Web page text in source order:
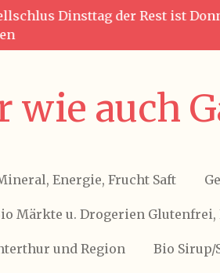
Dinsttag der Rest ist
Energie, Frucht Saft
Märkte u. Drogerien Glutenfrei,
und Region Bio Sirup/